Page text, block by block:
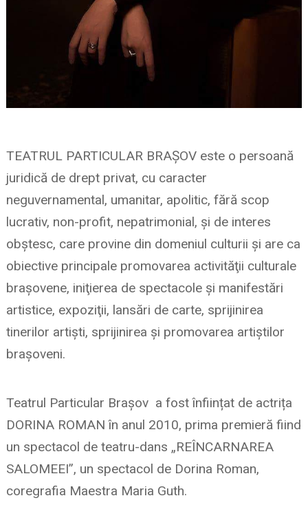
TEATRUL PARTICULAR BRAȘOV este o persoană
juridică de drept privat, cu caracter
neguvernamental, umanitar, apolitic, fără scop
lucrativ, non-profit, nepatrimonial, şi de interes
obştesc, care provine din domeniul culturii și are ca
obiective principale promovarea activităţii culturale
brașovene, iniţierea de spectacole şi manifestări
artistice, expoziţii, lansări de carte, sprijinirea
tinerilor artişti, sprijinirea și promovarea artiștilor
brașoveni.
Teatrul Particular Brașov a fost înființat de actrița
DORINA ROMAN în anul 2010, prima premieră fiind
un spectacol de teatru-dans „REÎNCARNAREA
SALOMEEI”, un spectacol de Dorina Roman,
coregrafia Maestra Maria Guth.